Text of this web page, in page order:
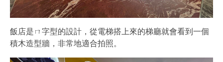
飯店是ㄇ字型的設計，從電梯搭上來的梯廳就會看到一個
積木造型牆，非常地適合拍照。